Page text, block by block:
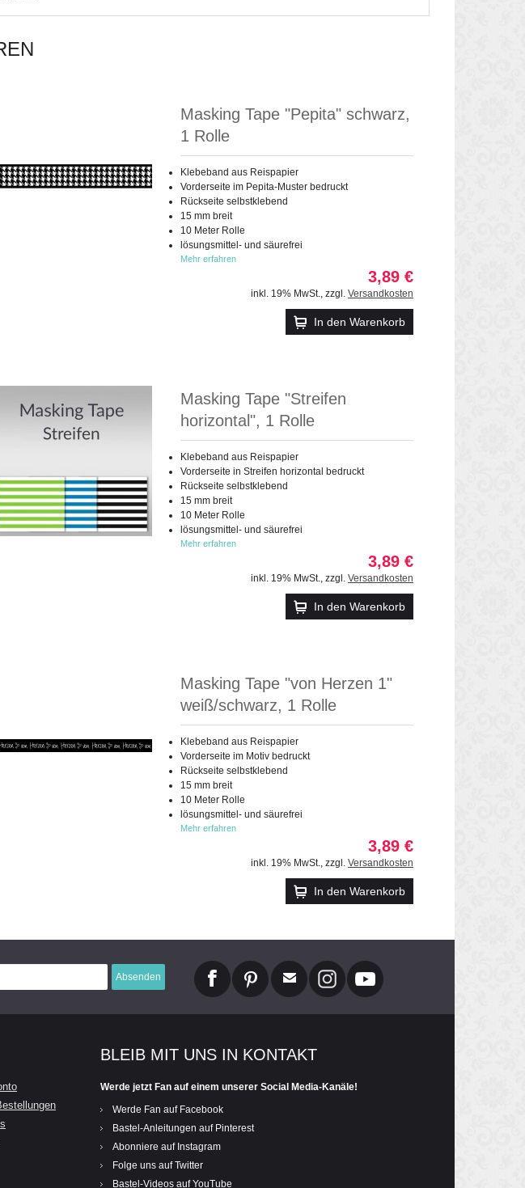
Masking Tape "Pepita" schwarz,
1 Rolle
Klebeband aus Reispapier
Vorderseite im Pepita-Muster bedruckt
Rückseite selbstklebend
15 mm breit
10 Meter Rolle
lösungsmittel- und säurefrei
Mehr erfahren
3,89 €
inkl. 19% MwSt., zzgl. Versandkosten
In den Warenkorb
Masking Tape "Streifen
horizontal", 1 Rolle
Klebeband aus Reispapier
Vorderseite in Streifen horizontal bedruckt
Rückseite selbstklebend
15 mm breit
10 Meter Rolle
lösungsmittel- und säurefrei
Mehr erfahren
3,89 €
inkl. 19% MwSt., zzgl. Versandkosten
In den Warenkorb
Masking Tape "von Herzen 1"
weiß/schwarz, 1 Rolle
Klebeband aus Reispapier
Vorderseite im Motiv bedruckt
Rückseite selbstklebend
15 mm breit
10 Meter Rolle
lösungsmittel- und säurefrei
Mehr erfahren
3,89 €
inkl. 19% MwSt., zzgl. Versandkosten
In den Warenkorb
Absenden
BLEIB MIT UNS IN KONTAKT
Werde jetzt Fan auf einem unserer Social Media-Kanäle!
Werde Fan auf Facebook
Bastel-Anleitungen auf Pinterest
Abonniere auf Instagram
Folge uns auf Twitter
Bastel-Videos auf YouTube